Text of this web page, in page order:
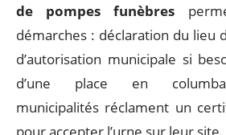
de pompes funèbres
démarches : déclaration du lieu
d’autorisation municipale si
d’une place en
municipalités réclament un
pour accepter l’urne sur leur site.